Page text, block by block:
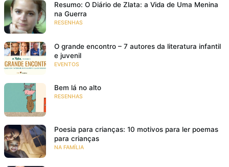
Resumo: O Diário de Zlata: a Vida de Uma Menina
na Guerra
RESENHAS
O grande encontro – 7 autores da literatura infantil
e juvenil
EVENTOS
Bem lá no alto
RESENHAS
Poesia para crianças: 10 motivos para ler poemas
para crianças
NA FAMÍLIA